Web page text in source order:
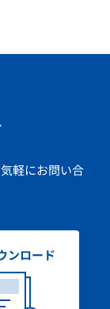
軽にお問い合
ンロード